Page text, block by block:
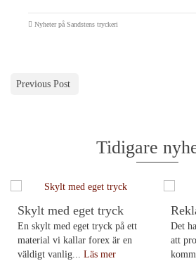
Nyheter på Sandstens tryckeri
Previous Post
Tidigare
Skylt med eget tryck
En skylt med eget tryck på ett
material vi kallar forex är en
väldigt vanlig... Läs mer
Det
att